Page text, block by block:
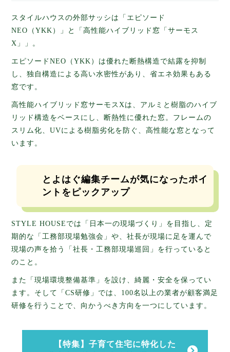
スタイルハウスの外部サッシは「エピソード
NEO（YKK）」と「高性能ハイブリッド窓「サーモス
X」」。
エピソードNEO（YKK）は優れた断熱構造で結露を抑制
し、独自構造による高い水密性があり、省エネ効果もある
窓です。
高性能ハイブリッド窓サーモスXは、アルミと樹脂のハイブ
リッド構造をベースにし、断熱性に優れた窓。フレームの
スリム化、UVによる樹脂劣化を防ぐ、高性能な窓となって
います。
とよはぐ編集チームが気になったポイ
ントをピックアップ
STYLE HOUSEでは「日本一の現場づくり」を目指し、定
期的な「工務部現場勉強会」や、社長が現場に足を運んで
現場の声を拾う「社長・工務部現場巡回」を行っていると
のこと。
また「現場環境整備基準」を設け、綺麗・安全を保ってい
ます。そして「CS研修」では、100名以上の業者が顧客満足
研修を行うことで、向かうべき方向を一つにしています。
【特集】子育て住宅に特化した